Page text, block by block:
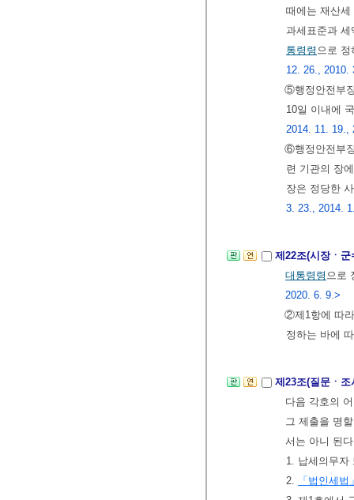
때에는 재산
과세표준과
통령령 으로
12. 26., 2010.
⑤행정안전부
10일 이내에
2014. 11. 19.,
⑥행정안전부
련 기관의 장
장은 정당한
3. 23., 2014.
제22조(시장ㆍ
대통령령 으로
2020. 6. 9.>
②제1항에 따
정하는 바에
제23조(질문ㆍ
다음 각호의
그 제출을 명
서는 아니 된
1. 납세의무자
2.
「법인세법